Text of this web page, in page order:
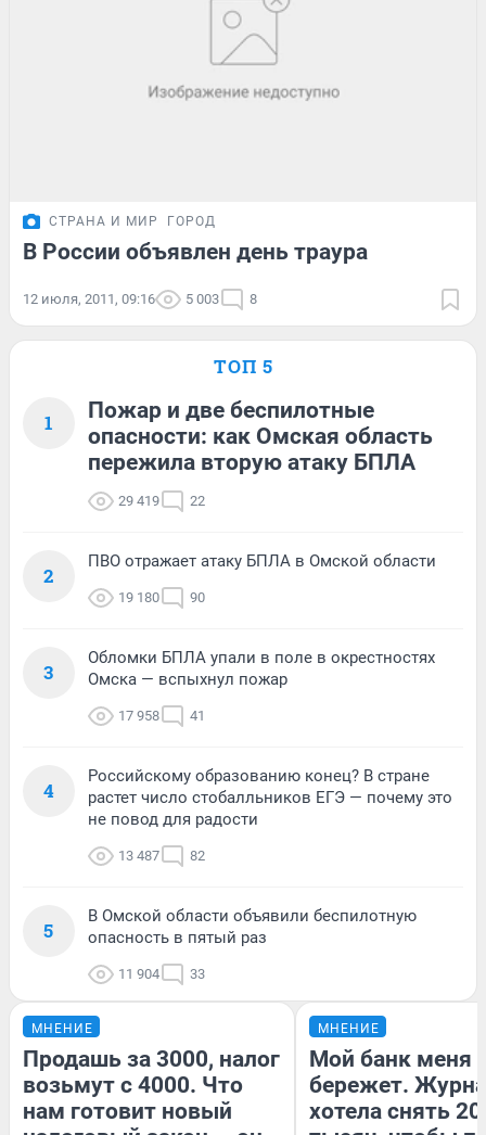
СТРАНА И МИР ГОРОД
В России объявлен день траура
12 июля, 2011, 09:16 5 003 8
ТОП 5
1
Пожар и две беспилотные
опасности: как Омская область
пережила вторую атаку БПЛА
29 419 22
2
ПВО отражает атаку БПЛА в Омской области
19 180 90
3
Обломки БПЛА упали в поле в окрестностях
Омска — вспыхнул пожар
17 958 41
4
Российскому образованию конец? В стране
растет число стобалльников ЕГЭ — почему это
не повод для радости
13 487 82
5
В Омской области объявили беспилотную
опасность в пятый раз
11 904 33
МНЕНИЕ
Продашь за 3000, налог
возьмут с 4000. Что
нам готовит новый
МНЕНИЕ
Мой банк меня
бережет.
хотела снять